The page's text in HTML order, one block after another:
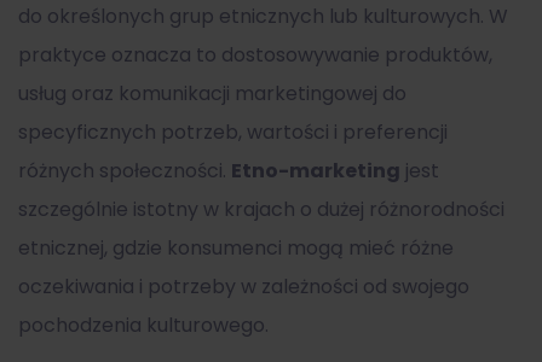
do określonych grup etnicznych lub kulturowych. W
praktyce oznacza to dostosowywanie produktów,
usług oraz komunikacji marketingowej do
specyficznych potrzeb, wartości i preferencji
różnych społeczności. Etno-marketing jest
szczególnie istotny w krajach o dużej różnorodności
etnicznej, gdzie konsumenci mogą mieć różne
oczekiwania i potrzeby w zależności od swojego
pochodzenia kulturowego.